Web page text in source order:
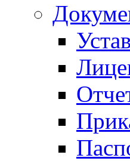
Устав